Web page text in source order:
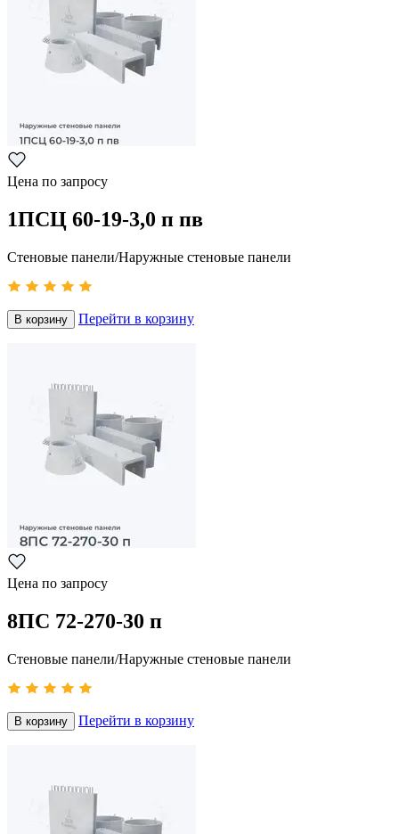
Цена по запросу
1ПСЦ 60-19-3,0 п пв
Стеновые панели/Наружные стеновые панели
В корзину Перейти в корзину
Цена по запросу
8ПС 72-270-30 п
Стеновые панели/Наружные стеновые панели
В корзину Перейти в корзину